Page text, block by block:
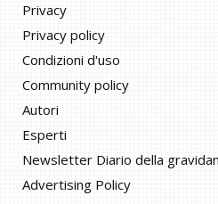
Privacy
Privacy policy
Condizioni d'uso
Community policy
Autori
Esperti
Newsletter Diario della
Advertising Policy